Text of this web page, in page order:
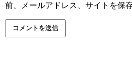
前、メールアドレス、サイトを保存